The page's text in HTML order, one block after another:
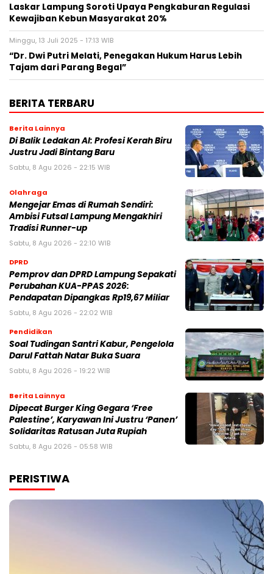
Laskar Lampung Soroti Upaya Pengkaburan Regulasi
Kewajiban Kebun Masyarakat 20%
Minggu, 13 Juli 2025 - 17:13 WIB
“Dr. Dwi Putri Melati, Penegakan Hukum Harus Lebih
Tajam dari Parang Begal”
BERITA TERBARU
Berita Lainnya
Di Balik Ledakan AI: Profesi Kerah Biru
Justru Jadi Bintang Baru
Sabtu, 8 Agu 2026 - 22:15 WIB
Olahraga
Mengejar Emas di Rumah Sendiri:
Ambisi Futsal Lampung Mengakhiri
Tradisi Runner-up
Sabtu, 8 Agu 2026 - 22:10 WIB
DPRD
Pemprov dan DPRD Lampung Sepakati
Perubahan KUA-PPAS 2026:
Pendapatan Dipangkas Rp19,67 Miliar
Sabtu, 8 Agu 2026 - 22:02 WIB
Pendidikan
Soal Tudingan Santri Kabur, Pengelola
Darul Fattah Natar Buka Suara
Sabtu, 8 Agu 2026 - 19:22 WIB
Berita Lainnya
Dipecat Burger King Gegara ‘Free
Palestine’, Karyawan Ini Justru ‘Panen’
Solidaritas Ratusan Juta Rupiah
Sabtu, 8 Agu 2026 - 05:58 WIB
PERISTIWA